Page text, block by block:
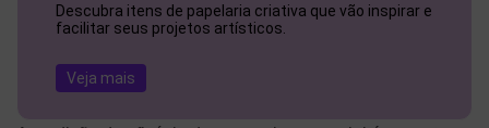
Descubra itens de papelaria criativa que vão inspirar e
facilitar seus projetos artísticos.
Veja mais